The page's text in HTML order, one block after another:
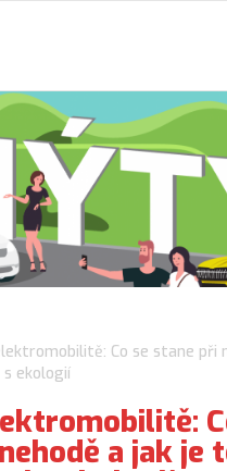
Co se stane při
ekologií
a jak je